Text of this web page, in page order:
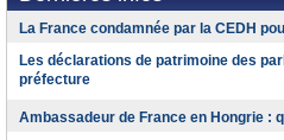
La France condamnée par la CEDH
Les déclarations de patrimoine des
préfecture
Ambassadeur de France en Hongrie :